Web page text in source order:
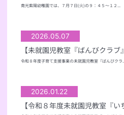
南光紫陽幼稚園では、７月７日(火)の９：４５～１２...
2026.05.07
【未就園児教室『ばんびクラブ
令和８年度子育て支援事業の未就園児教室『ばんびクラ...
2026.01.22
【令和８年度未就園児教室『い